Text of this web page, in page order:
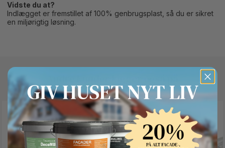
Vidste du at?
Indlægget er fremstillet af 100% genbrugsplast, så du er sikret
en miljørigtig løsning.
Button Text